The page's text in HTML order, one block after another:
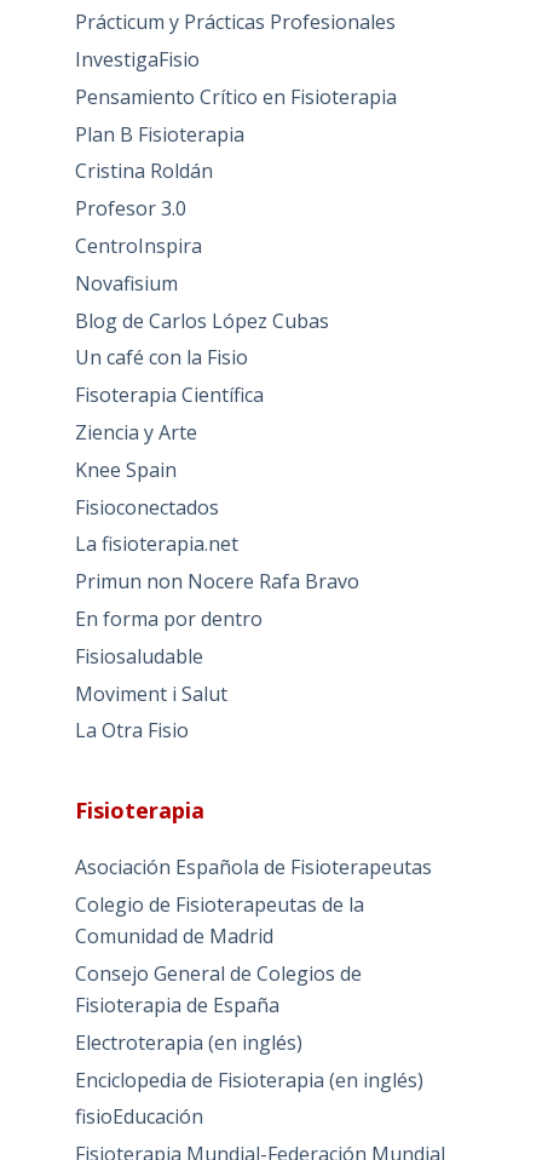
Prácticum y Prácticas Profesionales
InvestigaFisio
Pensamiento Crítico en Fisioterapia
Plan B Fisioterapia
Cristina Roldán
Profesor 3.0
CentroInspira
Novafisium
Blog de Carlos López Cubas
Un café con la Fisio
Fisoterapia Científica
Ziencia y Arte
Knee Spain
Fisioconectados
La fisioterapia.net
Primun non Nocere Rafa Bravo
En forma por dentro
Fisiosaludable
Moviment i Salut
La Otra Fisio
Fisioterapia
Asociación Española de Fisioterapeutas
Colegio de Fisioterapeutas de la
Comunidad de Madrid
Consejo General de Colegios de
Fisioterapia de España
Electroterapia (en inglés)
Enciclopedia de Fisioterapia (en inglés)
fisioEducación
Fisioterapia Mundial-Federación Mundial